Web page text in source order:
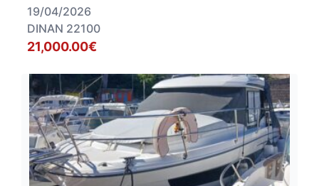
19/04/2026
DINAN 22100
21,000.00€